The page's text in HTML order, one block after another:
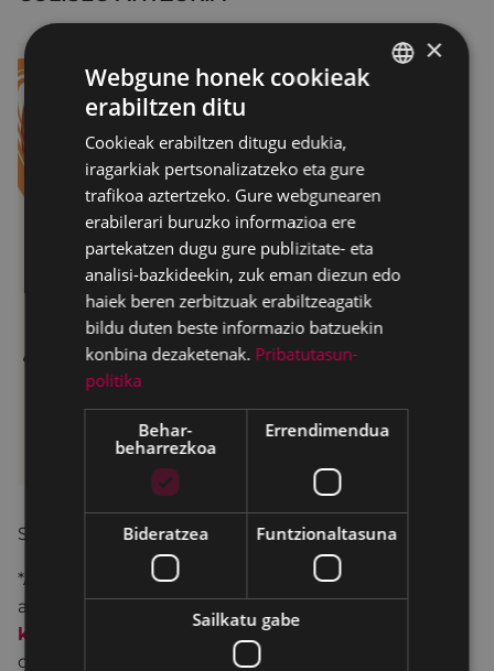
Sarrera: 5 €
*Aldez aurretik, COLISEO antzokiko leihatilan,
astelehen eta ostiraletan 17:30etik 19:30era eta
kutxabank
en, eta antzokiko leihatilan hasi baino
ordubete lehenago eskura daitezke.
×
Webgune honek cookieak
erabiltzen ditu
Cookieak erabiltzen ditugu edukia,
iragarkiak pertsonalizatzeko eta gure
trafikoa aztertzeko. Gure webgunearen
erabilerari buruzko informazioa ere
partekatzen dugu gure publizitate- eta
analisi-bazkideekin, zuk eman diezun edo
haiek beren zerbitzuak erabiltzeagatik
bildu duten beste informazio batzuekin
konbina dezaketenak. Pribatutasun-
politika
Behar-
beharrezkoa
Errendimendua
Bideratzea Funtzionaltasuna
Sailkatu gabe